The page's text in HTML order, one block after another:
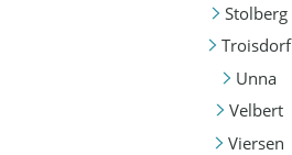
Stolberg
Troisdorf
Unna
Velbert
Viersen